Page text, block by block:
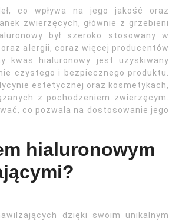
co wpływa na jego jakość oraz
zwierzęcych, głównie z grzebieni
był szeroko stosowany w
alergii, coraz więcej producentów
kwas hialuronowy jest uzyskiwany
czystego i bezpiecznego produktu.
estetycznej oraz kosmetykach,
z pochodzeniem zwierzęcym.
co pozwala na dostosowanie jego
hialuronowym
dzięki swoim unikalnym